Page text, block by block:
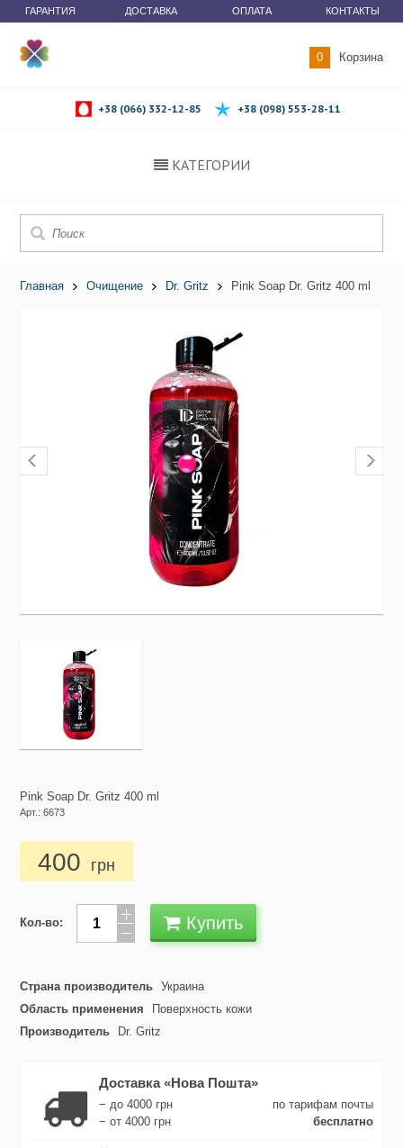
ГАРАНТИЯ ДОСТАВКА ОПЛАТА КОНТАКТЫ
0 Корзина
+38 (066) 332-12-85 +38 (098) 553-28-11
КАТЕГОРИИ
Главная Очищение Dr. Gritz Pink Soap Dr. Gritz 400 ml
Pink Soap Dr. Gritz 400 ml
Арт.: 6673
400 грн
Кол-во: Купить
Страна производитель Украина
Область применения
Поверхность кожи
Производитель
Dr. Gritz
Доставка «Нова Пошта»
− до 4000 грн
по тарифам почты
− от 4000 грн
бесплатно